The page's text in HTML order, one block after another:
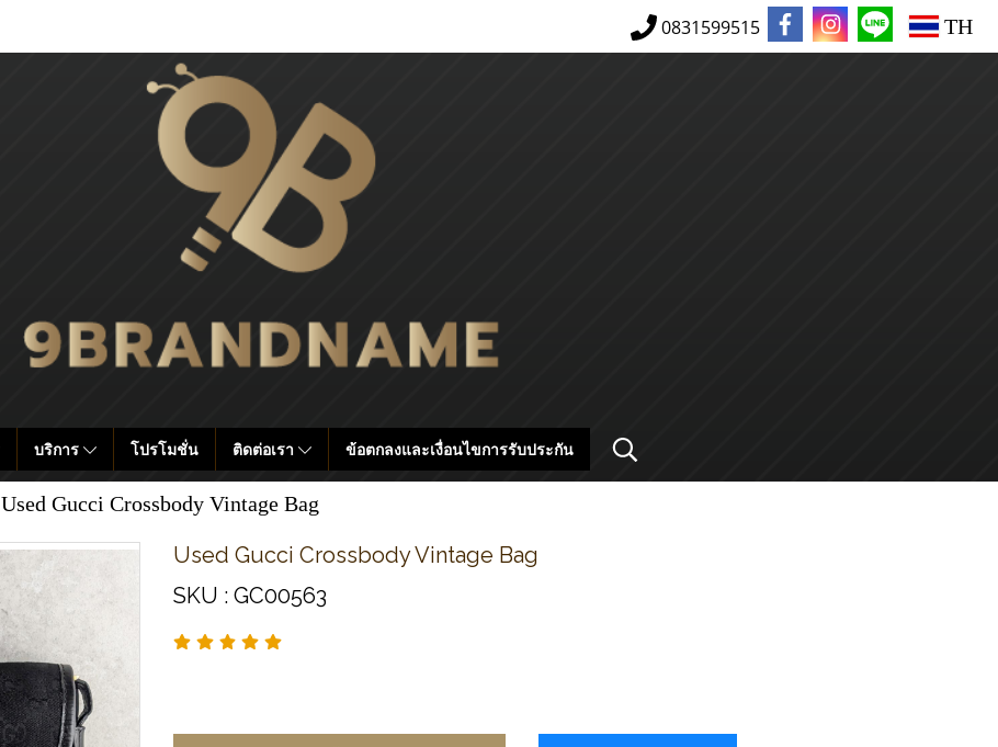
0831599515 TH
บริการ โปรโมชั่น ติดต่อเรา ข้อตกลงและเงื่อนไขการรับประกัน
Used Gucci Crossbody Vintage Bag
Used Gucci Crossbody Vintage Bag
SKU : GC00563